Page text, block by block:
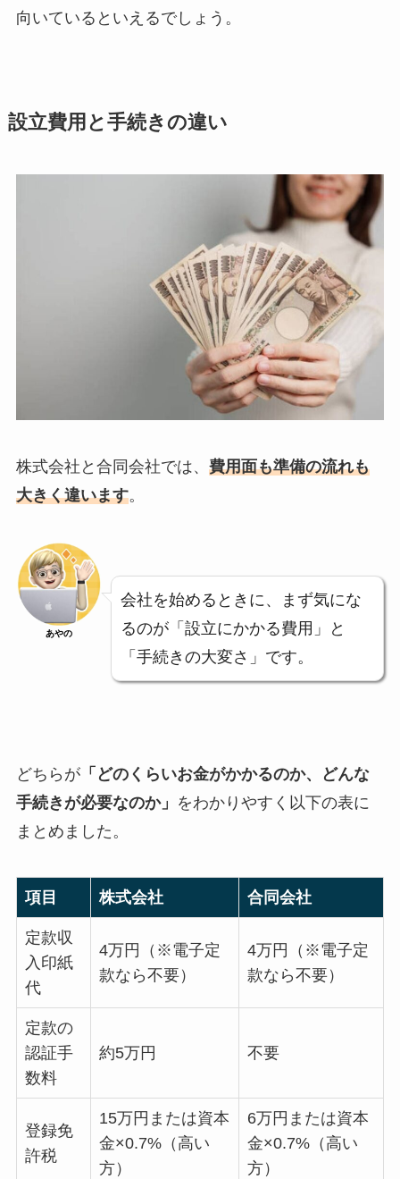
向いているといえるでしょう。
設立費用と手続きの違い
株式会社と合同会社では、 費用面も準備の流れも
大きく違います。
あやの
会社を始めるときに、まず気にな
るのが「設立にかかる費用」と
「手続きの大変さ」です。
どちらが「どのくらいお金がかかるのか、どんな
手続きが必要なのか」 をわかりやすく以下の表に
まとめました。
項目 株式会社 合同会社
定款収
入印紙
代
4万円（※電子定
款なら不要）
4万円（※電子定
款なら不要）
定款の
認証手
数料
約5万円 不要
登録免
許税
15万円または資本
金×0.7%（高い
方）
6万円または資本
金×0.7%（高い
方）